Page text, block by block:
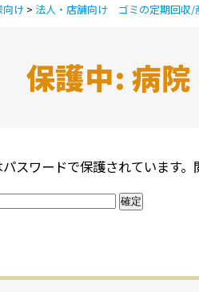
向け > 法人・店舗向け ゴミの定期回収/
保護中: 病
スワードで保護されています